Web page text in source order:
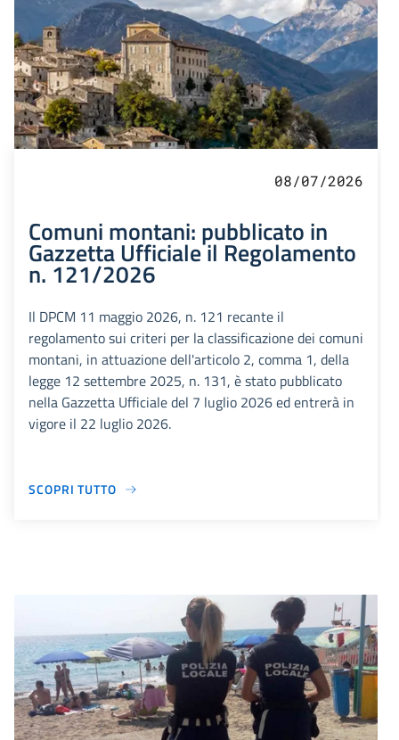
08/07/2026
Comuni montani: pubblicato in
Gazzetta Ufficiale il Regolamento
n. 121/2026
Il DPCM 11 maggio 2026, n. 121 recante il
regolamento sui criteri per la classificazione dei comuni
montani, in attuazione dell'articolo 2, comma 1, della
legge 12 settembre 2025, n. 131, è stato pubblicato
nella Gazzetta Ufficiale del 7 luglio 2026 ed entrerà in
vigore il 22 luglio 2026.
SCOPRI TUTTO